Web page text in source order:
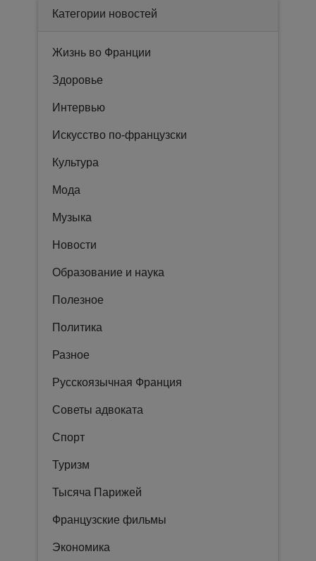
Категории новостей
Жизнь во Франции
Здоровье
Интервью
Искусство по-французски
Культура
Мода
Музыка
Новости
Образование и наука
Полезное
Политика
Разное
Русскоязычная Франция
Советы адвоката
Спорт
Туризм
Тысяча Парижей
Французские фильмы
Экономика